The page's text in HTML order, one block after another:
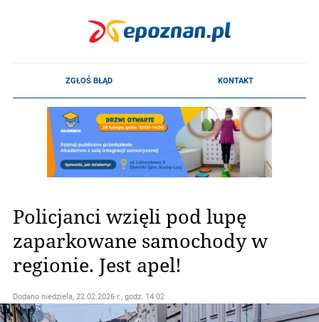
Policjanci wzięli pod lupę
zaparkowane samochody w
regionie. Jest apel!
Dodano niedziela, 22.02.2026 r., godz. 14.02